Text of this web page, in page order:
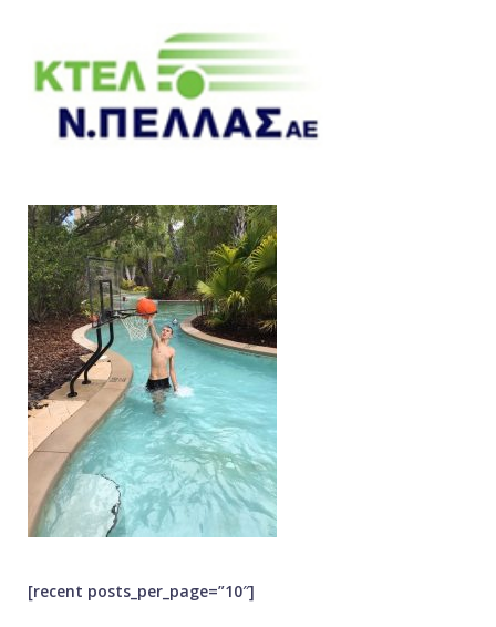
[recent posts_per_page=”10″]